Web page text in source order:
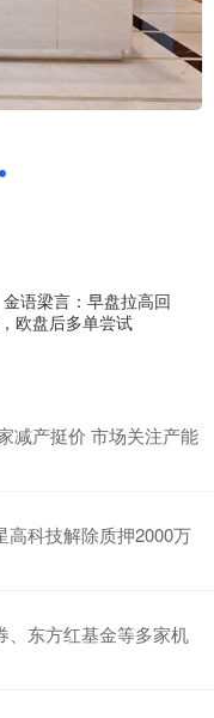
语梁言：早盘拉高回
欧盘后多单尝试
减产挺价 市场关注产能
高科技解除质押2000万
、东方红基金等多家机